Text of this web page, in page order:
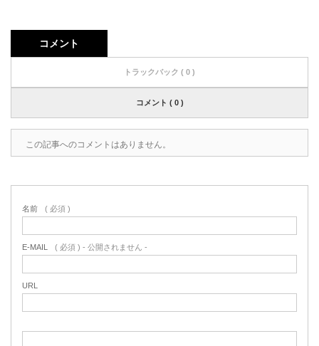
コメント
トラックバック ( 0 )
コメント ( 0 )
この記事へのコメントはありません。
名前 ( 必須 )
E-MAIL ( 必須 ) - 公開されません -
URL